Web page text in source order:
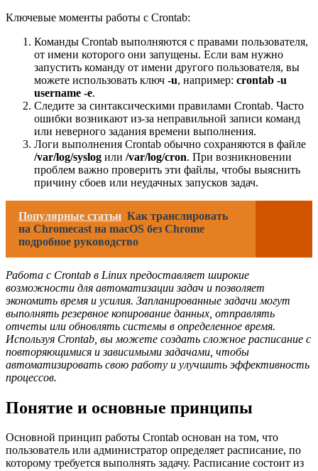
Ключевые моменты работы с Crontab:
Команды Crontab выполняются с правами пользователя,
от имени которого они запущены. Если вам нужно
запустить команду от имени другого пользователя, вы
можете использовать ключ -u, например: crontab -u
username -e.
Следите за синтаксическими правилами Crontab. Часто
ошибки возникают из-за неправильной записи команд
или неверного задания времени выполнения.
Логи выполнения Crontab обычно сохраняются в файле
/var/log/syslog или /var/log/cron. При возникновении
проблем важно проверить эти файлы, чтобы выяснить
причину сбоев или неудачных запусков задач.
Популярные статьи Как транслировать
на Chromecast на macOS без Chrome
подробное руководство
Работа с Crontab в Linux предоставляет широкие
возможности для автоматизации задач и позволяет
экономить время и усилия. Запланированные задачи могут
выполнять резервное копирование данных, отправлять
отчеты или обновлять системы в определенное время.
Используя Crontab, вы можете создать сложное расписание с
повторяющимися и зависимыми задачами, чтобы
автоматизировать свою работу и улучшить эффективность
процессов.
Понятие и основные принципы
Основной принцип работы Crontab основан на том, что
пользователь или администратор определяет расписание, по
которому требуется выполнять задачу. Расписание состоит из